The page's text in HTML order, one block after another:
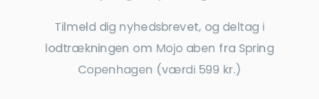
Tilmeld dig nyhedsbrevet
Få nyheder, tips og tilbud før andre
lodtrækningen om Mojo aben fra Spring
Copenhagen (værdi 599 kr.)